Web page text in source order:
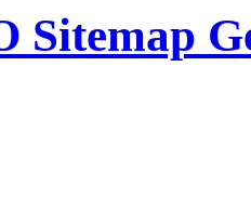
Sitemap